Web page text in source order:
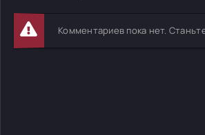
Комментариев пока нет.